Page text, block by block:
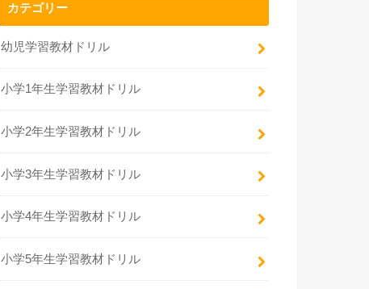
カテゴリー
幼児学習教材ドリル
小学1年生学習教材ドリル
小学2年生学習教材ドリル
小学3年生学習教材ドリル
小学4年生学習教材ドリル
小学5年生学習教材ドリル